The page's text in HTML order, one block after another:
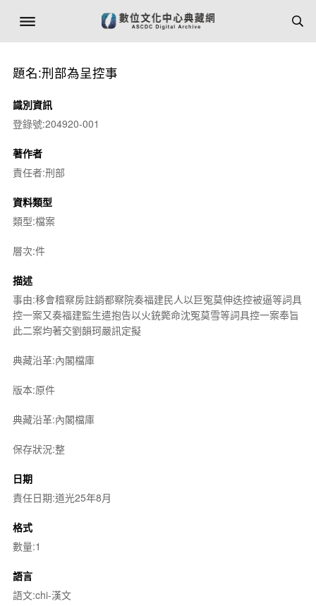
題名:刑部為呈控事
識別資訊
登錄號:204920-001
著作者
責任者:刑部
資料類型
類型:檔案
層次:件
描述
事由:移會稽察房註銷都察院奏福建民人以巨冤莫伸迭控被逼等詞具
控一案又奏福建監生遣抱告以火銃斃命沈冤莫雪等詞具控一案奉旨
此二案均著交劉韻珂嚴訊定擬
典藏沿革:內閣檔庫
版本:原件
典藏沿革:內閣檔庫
保存狀況:整
日期
責任日期:道光25年8月
格式
數量:1
語言
語文:chi-漢文